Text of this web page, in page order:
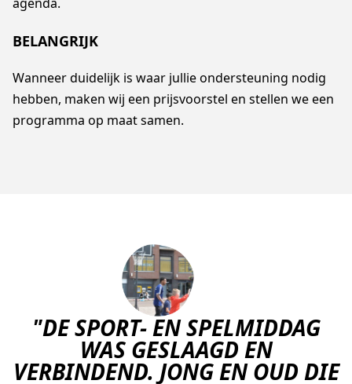
BELANGRIJK
Wanneer duidelijk is waar jullie ondersteuning nodig
hebben, maken wij een prijsvoorstel en stellen we een
programma op maat samen.
"DE SPORT- EN SPELMIDDAG
WAS GESLAAGD EN
VERBINDEND. JONG EN OUD DIE